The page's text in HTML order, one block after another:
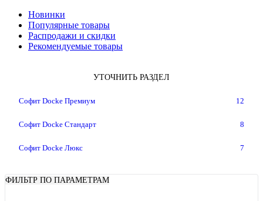
Новинки
Популярные товары
Распродажи и скидки
Рекомендуемые товары
УТОЧНИТЬ РАЗДЕЛ
Софит Docke Премиум 12
Софит Docke Стандарт 8
Софит Docke Люкс 7
ФИЛЬТР ПО ПАРАМЕТРАМ